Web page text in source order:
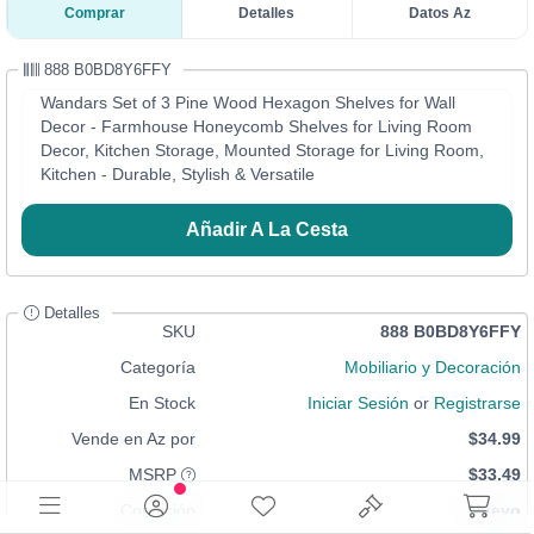
Comprar Detalles Datos Az
888 B0BD8Y6FFY
Wandars Set of 3 Pine Wood Hexagon Shelves for Wall
Decor - Farmhouse Honeycomb Shelves for Living Room
Decor, Kitchen Storage, Mounted Storage for Living Room,
Kitchen - Durable, Stylish & Versatile
Añadir A La Cesta
Detalles
SKU
888 B0BD8Y6FFY
Categoría
Mobiliario y Decoración
En Stock
Iniciar Sesión or Registrarse
Vende en Az por
$34.99
MSRP
$33.49
Condición
Nuevo